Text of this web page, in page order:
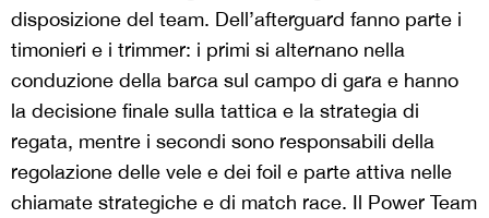
disposizione del team. Dell’afterguard fanno parte i
timonieri e i trimmer: i primi si alternano nella
conduzione della barca sul campo di gara e hanno
la decisione finale sulla tattica e la strategia di
regata, mentre i secondi sono responsabili della
regolazione delle vele e dei foil e parte attiva nelle
chiamate strategiche e di match race. Il Power Team